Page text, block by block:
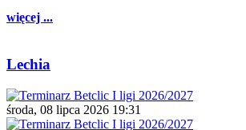
więcej ...
Lechia
środa, 08 lipca 2026 19:31